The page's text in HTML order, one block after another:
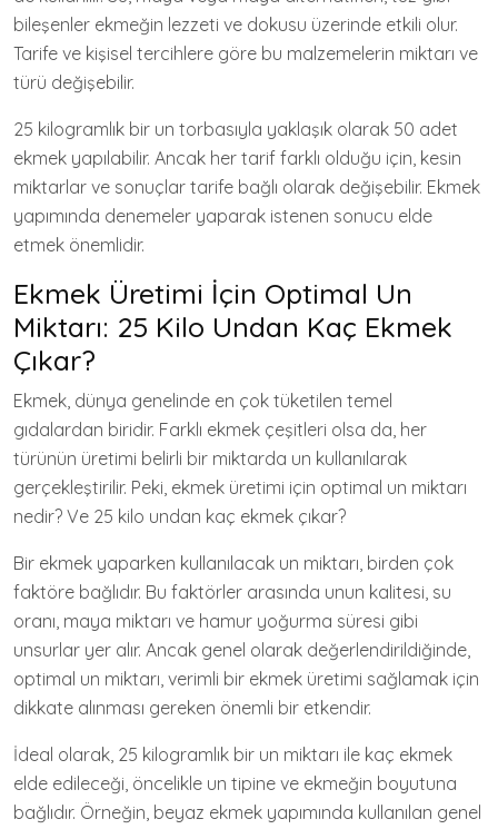
bileşenler ekmeğin lezzeti ve dokusu üzerinde etkili olur.
Tarife ve kişisel tercihlere göre bu malzemelerin miktarı ve
türü değişebilir.
25 kilogramlık bir un torbasıyla yaklaşık olarak 50 adet
ekmek yapılabilir. Ancak her tarif farklı olduğu için, kesin
miktarlar ve sonuçlar tarife bağlı olarak değişebilir. Ekmek
yapımında denemeler yaparak istenen sonucu elde
etmek önemlidir.
Ekmek Üretimi İçin Optimal Un
Miktarı: 25 Kilo Undan Kaç Ekmek
Çıkar?
Ekmek, dünya genelinde en çok tüketilen temel
gıdalardan biridir. Farklı ekmek çeşitleri olsa da, her
türünün üretimi belirli bir miktarda un kullanılarak
gerçekleştirilir. Peki, ekmek üretimi için optimal un miktarı
nedir? Ve 25 kilo undan kaç ekmek çıkar?
Bir ekmek yaparken kullanılacak un miktarı, birden çok
faktöre bağlıdır. Bu faktörler arasında unun kalitesi, su
oranı, maya miktarı ve hamur yoğurma süresi gibi
unsurlar yer alır. Ancak genel olarak değerlendirildiğinde,
optimal un miktarı, verimli bir ekmek üretimi sağlamak için
dikkate alınması gereken önemli bir etkendir.
İdeal olarak, 25 kilogramlık bir un miktarı ile kaç ekmek
elde edileceği, öncelikle un tipine ve ekmeğin boyutuna
bağlıdır. Örneğin, beyaz ekmek yapımında kullanılan genel